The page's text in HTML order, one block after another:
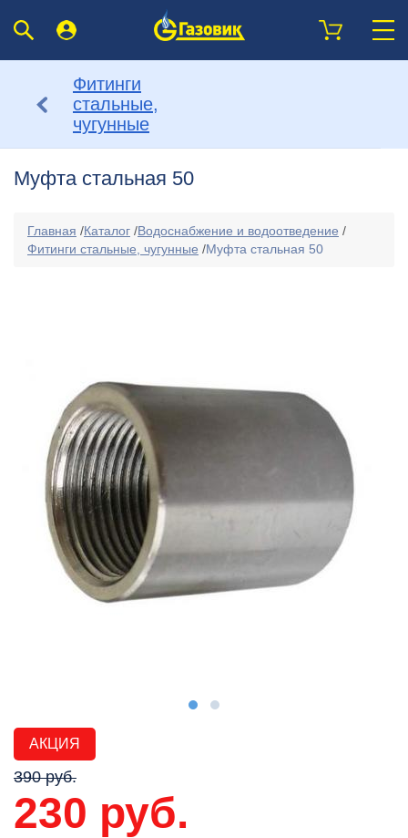
Фитинги
стальные,
чугунные
Муфта стальная 50
Главная /Каталог /Водоснабжение и водоотведение /
Фитинги стальные, чугунные /Муфта стальная 50
АКЦИЯ
390 руб.
230 руб.